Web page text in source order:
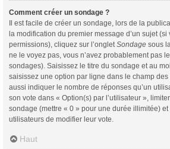
Comment créer un sondage ?
Il est facile de créer un sondage, lors de la
la modification du premier message d’un sujet
permissions), cliquez sur l’ongletSondage sous
ne le voyez pas, vous n’avez probablement pas
sondages). Saisissez le titre du sondage et au
saisissez une option par ligne dans le champ
aussi indiquer le nombre de réponses qu’un
son vote dans « Option(s) par l’utilisateur »,
sondage (mettre « 0 » pour une durée illimitée)
utilisateurs de modifier leur vote.
Haut